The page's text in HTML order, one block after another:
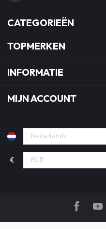
CATEGORIEËN
TOPMERKEN
INFORMATIE
MIJN ACCOUNT
€